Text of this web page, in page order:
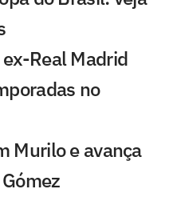
Real Madrid
no
Murilo e avança